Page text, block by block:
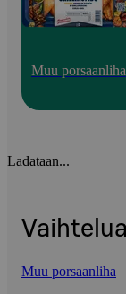
Muu porsaanliha
Ladataan...
Muu porsaanliha